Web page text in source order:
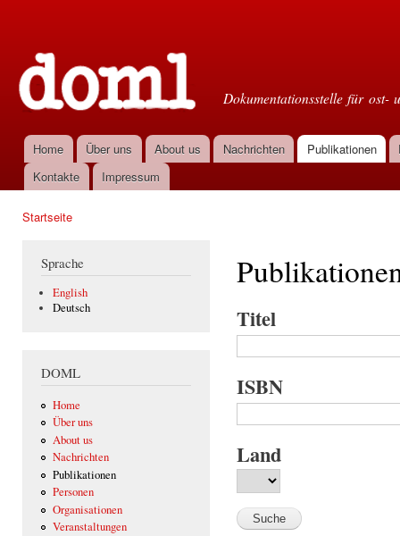
Dokumentationsstelle für ost-
Hauptmenü
Home Über uns About us Nachrichten Publikationen
Kontakte
Impressum
Startseite
Sprache
English
Deutsch
DOML
Home
Über uns
About us
Nachrichten
Publikationen
Personen
Organisationen
Veranstaltungen
Titel
ISBN
Land